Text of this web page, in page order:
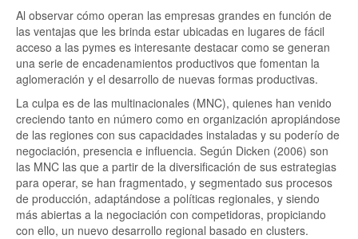
Al observar cómo operan las empresas grandes en función de
las ventajas que les brinda estar ubicadas en lugares de fácil
acceso a las pymes es interesante destacar como se generan
una serie de encadenamientos productivos que fomentan la
aglomeración y el desarrollo de nuevas formas productivas.
La culpa es de las multinacionales (MNC), quienes han venido
creciendo tanto en número como en organización apropiándose
de las regiones con sus capacidades instaladas y su poderío de
negociación, presencia e influencia. Según Dicken (2006) son
las MNC las que a partir de la diversificación de sus estrategias
para operar, se han fragmentado, y segmentado sus procesos
de producción, adaptándose a políticas regionales, y siendo
más abiertas a la negociación con competidoras, propiciando
con ello, un nuevo desarrollo regional basado en clusters.